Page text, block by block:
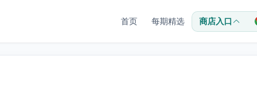
首页 每期精选 商店入口